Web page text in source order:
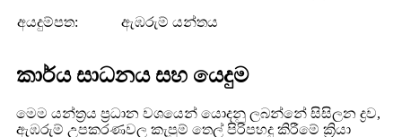
අයදුම්පත:
ඇඹරුම් යන්තය
කාර්ය සාධනය සහ යෙදුම
මෙම යන්ත්‍රය ප්‍රධාන වශයෙන් යොදනු ලබන්නේ සිසිලන ද්‍රව,
ඇඹරුම් උපකරණවල කැපුම් තෙල් පිරිපහදු කිරීමේ ක්‍රියා